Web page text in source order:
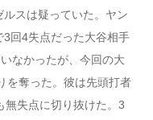
スは疑っていた。ヤン
回4失点だった大谷相手
なかったが、今回の大
を奪った。彼は先頭打者
無失点に切り抜けた。3